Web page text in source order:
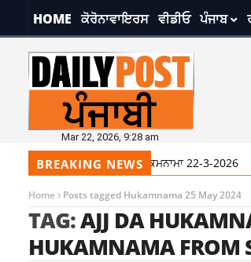
HOME ਕੋਰੋਨਾਵਾਇਰਸ ਵੀਡੀਓ ਪੰਜਾਬ
Mar 22, 2026, 9:28 am
BREAKING NEWS
ਦਰਬਾਰ ਸਾਹਿਬ ਤੋਂ ਅੱਜ ਦਾ ਹੁਕਮਨਾਮਾ 22-3-2026
Home Posts tagged Hukamnama 25 May 2024
TAG:AJJ DA
HUKAMNAMA FROM